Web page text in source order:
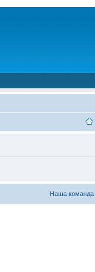
Наша команда